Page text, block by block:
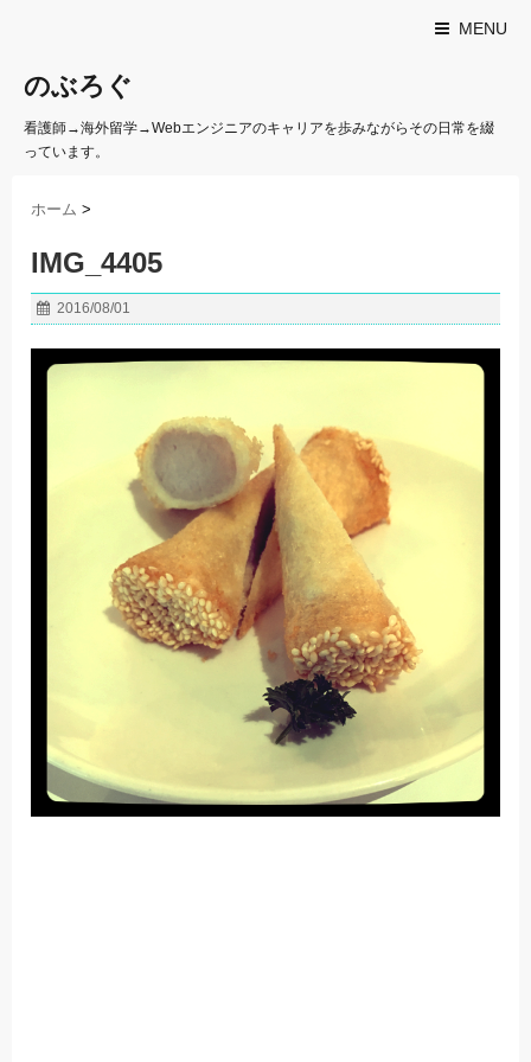
MENU
のぶろぐ
看護師→海外留学→Webエンジニアのキャリアを歩みながらその日常を綴
っています。
ホーム >
IMG_4405
2016/08/01